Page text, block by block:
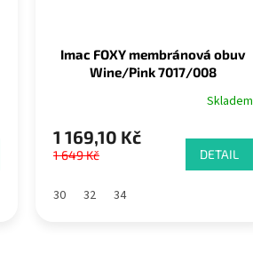
Imac FOXY membránová obuv
Wine/Pink 7017/008
Skladem
1 169,10 Kč
1 649 Kč DETAIL
30 32 34